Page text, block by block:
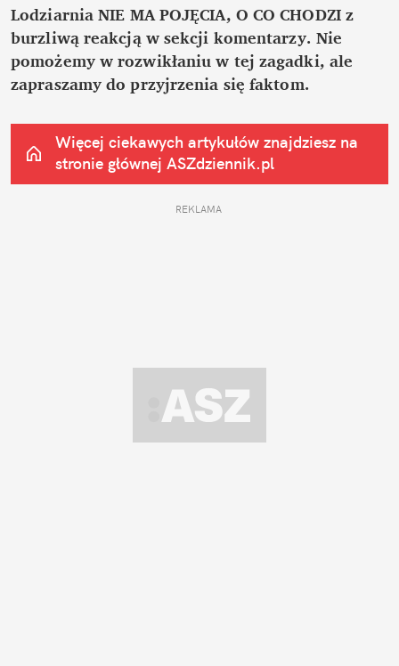
Lodziarnia NIE MA POJĘCIA, O CO CHODZI z
burzliwą reakcją w sekcji komentarzy. Nie
pomożemy w rozwikłaniu w tej zagadki, ale
zapraszamy do przyjrzenia się faktom.
Więcej ciekawych artykułów znajdziesz na
stronie głównej ASZdziennik.pl
REKLAMA